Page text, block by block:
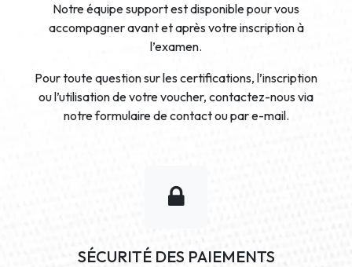
Notre équipe support est disponible pour vous
accompagner avant et après votre inscription à
l’examen.
Pour toute question sur les certifications, l’inscription
ou l’utilisation de votre voucher, contactez-nous via
notre formulaire de contact ou par e-mail.
SÉCURITÉ DES PAIEMENTS